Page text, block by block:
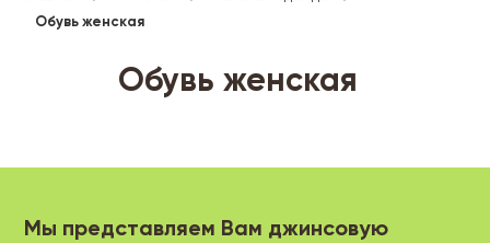
Обувь женская
Обувь женская
Мы представляем Вам джинсовую